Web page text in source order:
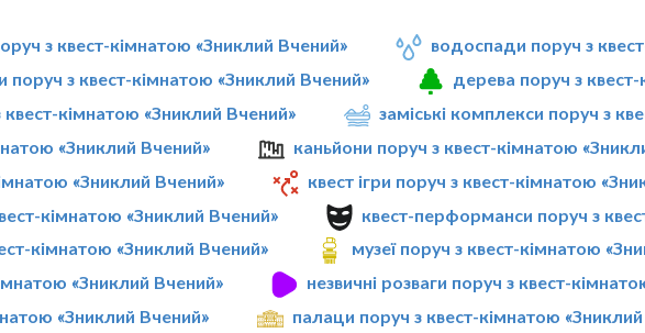
з квест-кімнатою «Зниклий Вчений»
водоспади поруч з
поруч з квест-кімнатою «Зниклий Вчений»
дерева поруч з
квест-кімнатою «Зниклий Вчений»
заміські комплекси поруч з
«Зниклий Вчений»
каньйони поруч з квест-кімнатою
«Зниклий Вчений»
квест ігри поруч з квест-кімнатою
кімнатою «Зниклий Вчений»
квест-перформанси поруч з
кімнатою «Зниклий Вчений»
музеї поруч з квест-кімнатою
«Зниклий Вчений»
незвичні розваги поруч з квест-
«Зниклий Вчений»
палаци поруч з квест-кімнатою